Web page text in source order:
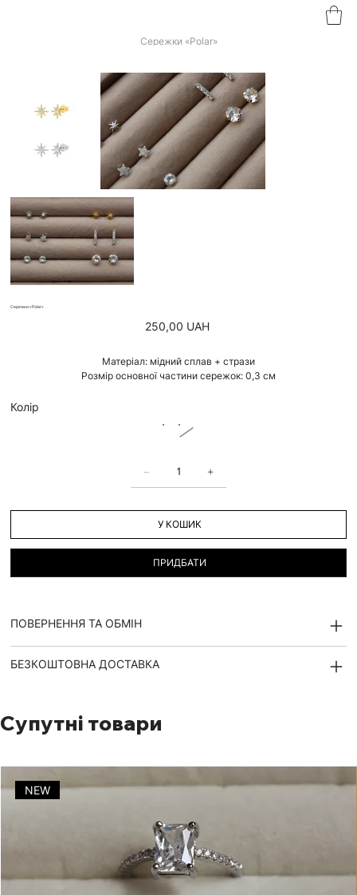
Сережки «Polar»
Сережки «Polar»
Ціна
250,00 UAH
Матеріал: мідний сплав + стрази
Розмір основної частини сережок: 0,3 см
Колір
У КОШИК
ПРИДБАТИ
ПОВЕРНЕННЯ ТА ОБМІН
БЕЗКОШТОВНА ДОСТАВКА
Супутні товари
NEW